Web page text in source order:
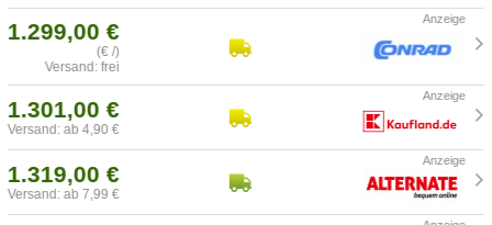
1.299,00 €
(€ /)
Versand: frei
1.301,00 €
Versand: ab 4,90 €
1.319,00 €
Versand: ab 7,99 €